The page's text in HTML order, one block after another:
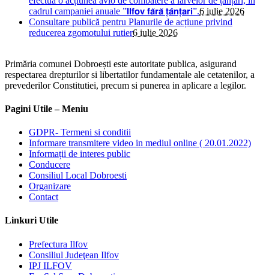
cadrul campaniei anuale ”𝗜𝗹𝗳𝗼𝘃 𝗳𝗮̆𝗿𝗮̆ 𝘁̦𝗮̂𝗻𝘁̦𝗮𝗿𝗶”.6 iulie 2026
Consultare publică pentru Planurile de acțiune privind
reducerea zgomotului rutier6 iulie 2026
Primăria comunei Dobroești este autoritate publica, asigurand
respectarea drepturilor si libertatilor fundamentale ale cetatenilor, a
prevederilor Constitutiei, precum si punerea in aplicare a legilor.
Pagini Utile – Meniu
GDPR- Termeni si conditii
Informare transmitere video in mediul online ( 20.01.2022)
Informații de interes public
Conducere
Consiliul Local Dobroesti
Organizare
Contact
Linkuri Utile
Prefectura Ilfov
Consiliul Judeţean Ilfov
IPJ ILFOV